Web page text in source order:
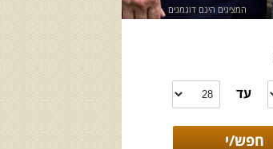
המציגים הינם דוגמנים
עד